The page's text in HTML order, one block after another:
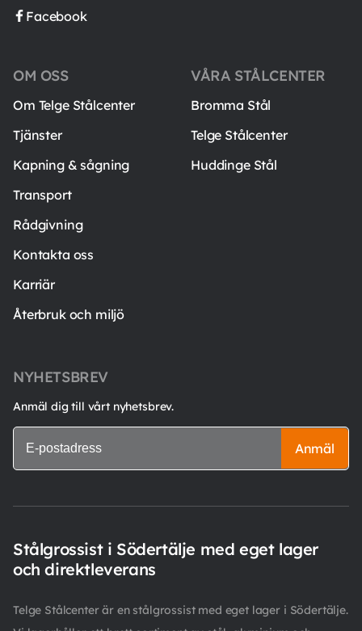
Facebook
VÅRA STÅLCENTER
Bromma Stål
Telge Stålcenter
Huddinge Stål
OM OSS
Om Telge Stålcenter
Tjänster
Kapning & sågning
Transport
Rådgivning
Kontakta oss
Karriär
Återbruk och miljö
NYHETSBREV
Anmäl dig till vårt nyhetsbrev.
Anmäl
Stålgrossist i Södertälje med eget lager
och direktleverans
Telge Stålcenter är en stålgrossist med eget lager i Södertälje.